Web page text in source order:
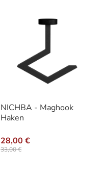
NICHBA - Maghook
Haken
28,00 €
33,00 €